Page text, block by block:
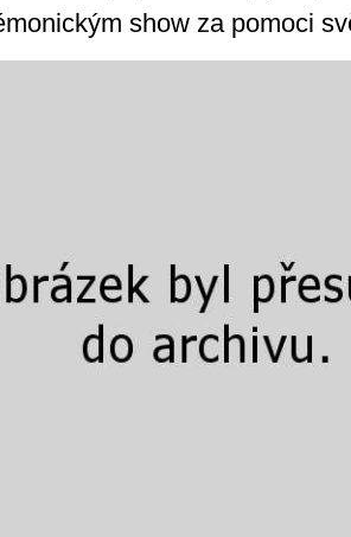
show za pomoci